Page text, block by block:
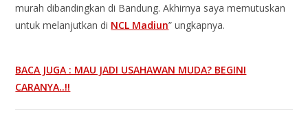
murah dibandingkan di Bandung. Akhirnya saya memutuskan
untuk melanjutkan di NCL Madiun” ungkapnya.
BACA JUGA : MAU JADI USAHAWAN MUDA? BEGINI
CARANYA..!!